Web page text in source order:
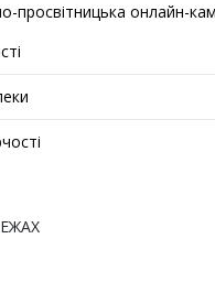
просвітницька онлайн-